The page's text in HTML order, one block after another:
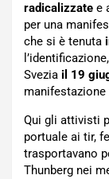
radicalizzate e
per una
che si è tenuta
Svezia il 19
manifestazione
Qui gli attivisti
portuale ai tir,
trasportavano
Thunberg nei